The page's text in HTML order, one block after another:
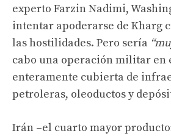
experto Farzin Nadimi,
intentar apoderarse de Kharg
las hostilidades. Pero sería
cabo una operación militar en
enteramente cubierta de
petroleras, oleoductos y
Irán –el cuarto mayor